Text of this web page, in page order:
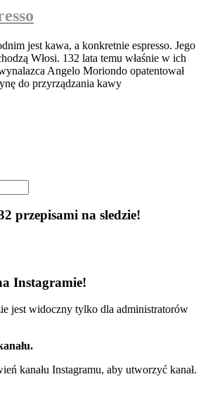
jest kawa, a konkretnie espresso. Jego
Włosi. 132 lata temu właśnie w ich
Angelo Moriondo opatentował
do przyrządzania kawy
przepisami na sledzie!
Instagramie!
jest widoczny tylko dla administratorów
kanału Instagramu, aby utworzyć kanał.